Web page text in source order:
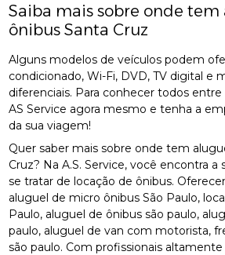
Saiba mais sobre onde
ônibus Santa Cruz
Alguns modelos de veículos podem
condicionado, Wi-Fi, DVD, TV digital e
diferenciais. Para conhecer todos
AS Service agora mesmo e tenha a
da sua viagem!
Quer saber mais sobre onde tem
Cruz? Na A.S. Service, você encontra a
se tratar de locação de ônibus.
aluguel de micro ônibus São Paulo,
Paulo, aluguel de ônibus são paulo,
paulo, aluguel de van com motorista,
são paulo. Com profissionais